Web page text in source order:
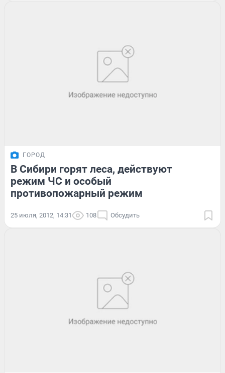
ГОРОД
В Сибири горят леса, действуют
режим ЧС и особый
противопожарный режим
25 июля, 2012, 14:31 108 Обсудить